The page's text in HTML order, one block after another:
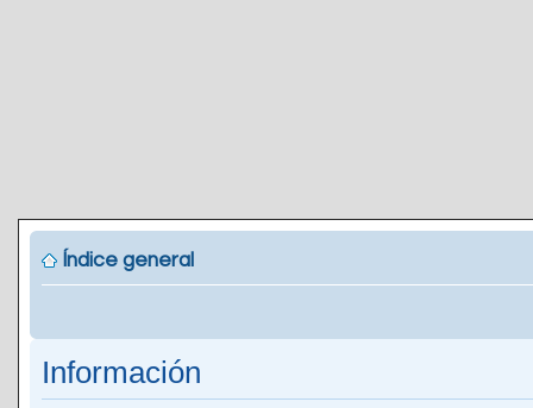
Índice general
Información